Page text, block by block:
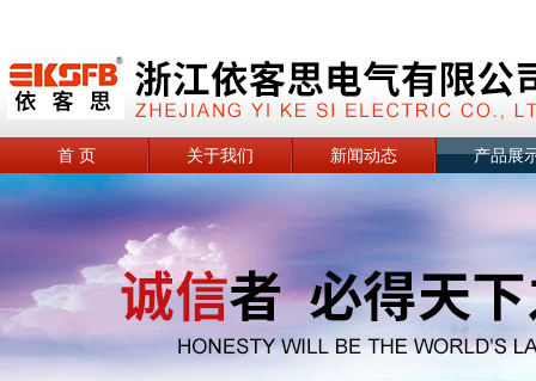
首 页 关于我们 新闻动态 产品展